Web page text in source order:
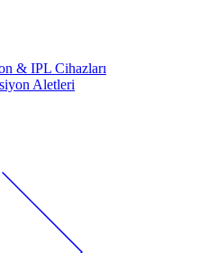
& IPL Cihazları
Aletleri